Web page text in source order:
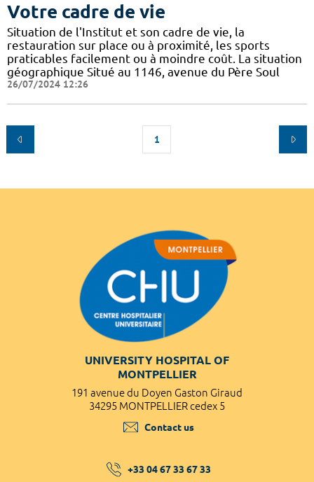
Votre cadre de vie
Situation de l'Institut et son cadre de vie, la
restauration sur place ou à proximité, les sports
praticables facilement ou à moindre coût. La situation
géographique Situé au 1146, avenue du Père Soul
26/07/2024 12:26
1
UNIVERSITY HOSPITAL OF
MONTPELLIER
191 avenue du Doyen Gaston Giraud
34295 MONTPELLIER cedex 5
Contact us
+33 04 67 33 67 33